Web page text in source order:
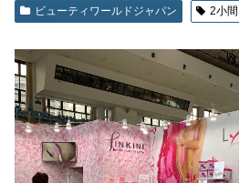
ビューティワールドジャパン 2小間